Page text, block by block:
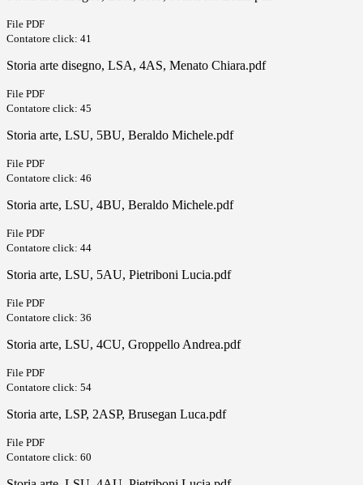
File PDF
Contatore click: 41
Storia arte disegno, LSA, 4AS, Menato Chiara.pdf
File PDF
Contatore click: 45
Storia arte, LSU, 5BU, Beraldo Michele.pdf
File PDF
Contatore click: 46
Storia arte, LSU, 4BU, Beraldo Michele.pdf
File PDF
Contatore click: 44
Storia arte, LSU, 5AU, Pietriboni Lucia.pdf
File PDF
Contatore click: 36
Storia arte, LSU, 4CU, Groppello Andrea.pdf
File PDF
Contatore click: 54
Storia arte, LSP, 2ASP, Brusegan Luca.pdf
File PDF
Contatore click: 60